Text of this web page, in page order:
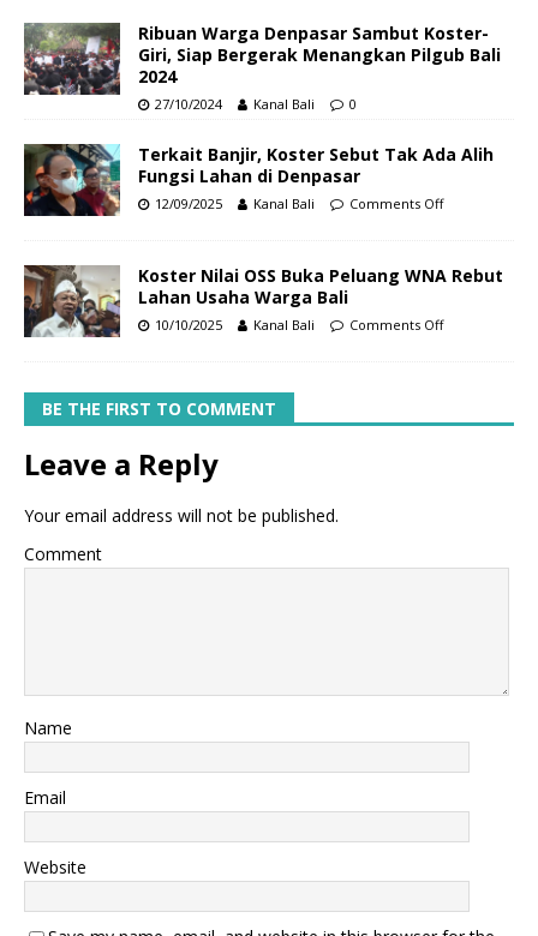
Ribuan Warga Denpasar Sambut Koster-
Giri, Siap Bergerak Menangkan Pilgub Bali
2024
27/10/2024 Kanal Bali 0
Terkait Banjir, Koster Sebut Tak Ada Alih
Fungsi Lahan di Denpasar
12/09/2025 Kanal Bali Comments Off
Koster Nilai OSS Buka Peluang WNA Rebut
Lahan Usaha Warga Bali
10/10/2025 Kanal Bali Comments Off
BE THE FIRST TO COMMENT
Leave a Reply
Your email address will not be published.
Comment
Name
Email
Website